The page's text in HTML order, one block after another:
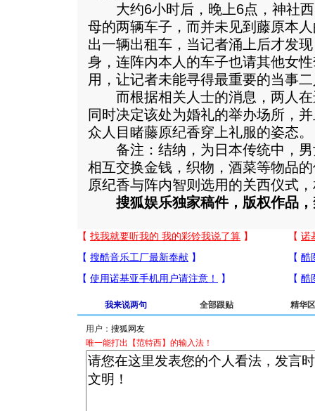
大约6小时后，晚上6点，神社西
母的两辆车子，而并未见到藤原本
出一辆出租车，当记者涌上后才发
身，连阵内本人的车子也请其他女
用，让记者未能寻得最重要的当事
而根据相关人士的消息，两人在
同时决定该处为婚礼的举办场所，
众人目睹藤原纪香穿上礼服的姿态。
备注：结纳，为日本传统中，男
相互交换金钱，织物，酒菜等物品
原纪香与阵内智则选用的关西仪式
搜狐娱乐独家稿件，版权作品，
我来说两句 全部跟贴 精华区
用户：
唯一能打出【范特西】的输入法！